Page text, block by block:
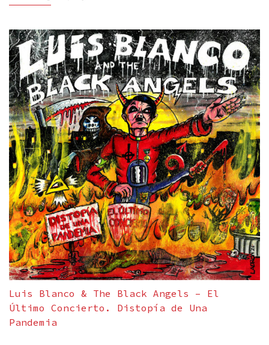
Luis Blanco & The Black Angels – El
Último Concierto. Distopía de Una
Pandemia